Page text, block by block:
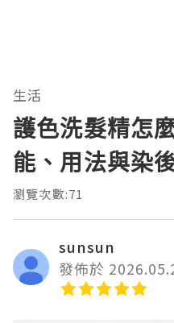
生活
護色洗髮精怎
能、用法與染
瀏覽次數:71
sunsun
發佈於